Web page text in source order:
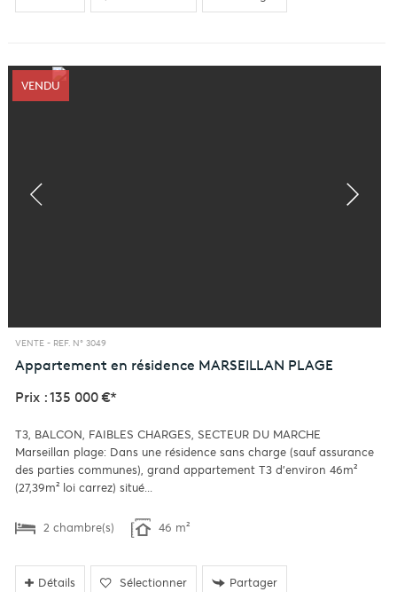
VENDU
VENTE - REF. N° 3049
Appartement en résidence MARSEILLAN PLAGE
Prix : 135 000 €*
T3, BALCON, FAIBLES CHARGES, SECTEUR DU MARCHE
Marseillan plage: Dans une résidence sans charge (sauf assurance
des parties communes), grand appartement T3 d'environ 46m²
(27,39m² loi carrez) situé...
2 chambre(s) 46 m²
Détails Sélectionner Partager